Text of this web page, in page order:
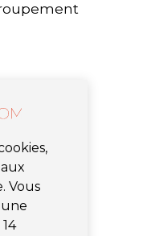
Vous